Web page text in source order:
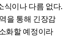
식이나 다름 없다.
을 통해 긴장감
화할 예정이라